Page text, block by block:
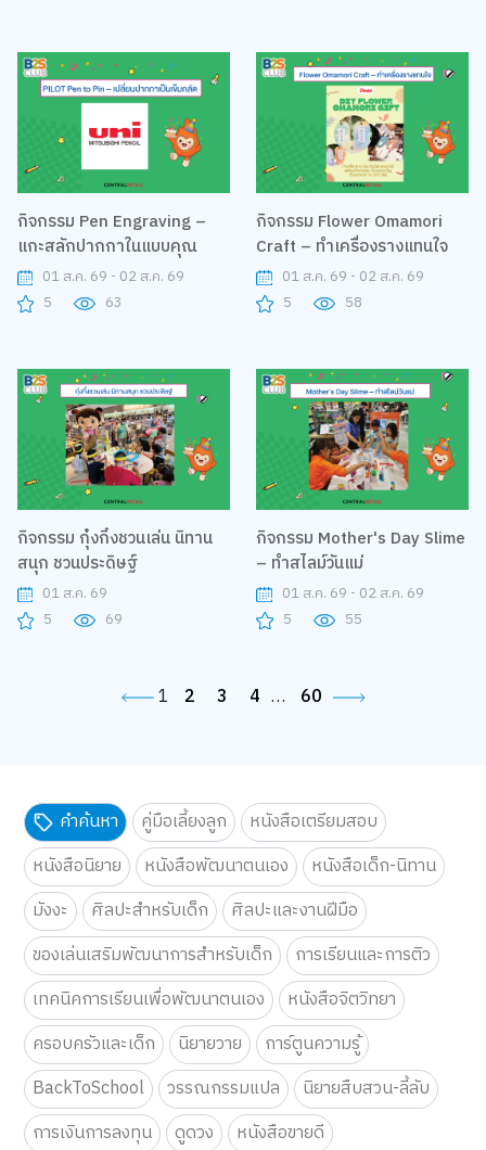
กิจกรรม Pen Engraving –
แกะสลักปากกาในแบบคุณ
01 ส.ค. 69 - 02 ส.ค. 69
5
63
กิจกรรม Flower Omamori
Craft – ทำเครื่องรางแทนใจ
01 ส.ค. 69 - 02 ส.ค. 69
5
58
กิจกรรม กุ๋งกิ๋งชวนเล่น นิทาน
สนุก ชวนประดิษฐ์
01 ส.ค. 69
5
69
กิจกรรม Mother's Day Slime
– ทำสไลม์วันแม่
01 ส.ค. 69 - 02 ส.ค. 69
5
55
1 2 3 4 … 60
คำค้นหา คู่มือเลี้ยงลูก
หนังสือเตรียมสอบ
หนังสือนิยาย
หนังสือพัฒนาตนเอง
หนังสือเด็ก-นิทาน
มังงะ
ศิลปะสำหรับเด็ก
ศิลปะและงานฝีมือ
ของเล่นเสริมพัฒนาการสำหรับเด็ก
การเรียนและการติว
เทคนิคการเรียนเพื่อพัฒนาตนเอง
หนังสือจิตวิทยา
ครอบครัวและเด็ก
นิยายวาย
การ์ตูนความรู้
BackToSchool
วรรณกรรมแปล
นิยายสืบสวน-ลี้ลับ
การเงินการลงทุน
ดูดวง
หนังสือขายดี